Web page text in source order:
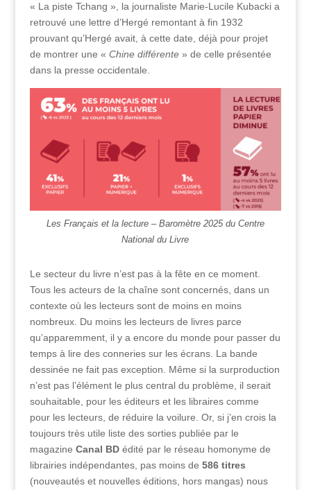
« La piste Tchang », la journaliste Marie-Lucile Kubacki a
retrouvé une lettre d’Hergé remontant à fin 1932
prouvant qu’Hergé avait, à cette date, déjà pour projet
de montrer une « Chine différente» de celle présentée
dans la presse occidentale.
Les Français et la lecture – Baromètre 2025 du Centre
National du Livre
Le secteur du livre n’est pas à la fête en ce moment.
Tous les acteurs de la chaîne sont concernés, dans un
contexte où les lecteurs sont de moins en moins
nombreux. Du moins les lecteurs de livres parce
qu’apparemment, il y a encore du monde pour passer du
temps à lire des conneries sur les écrans. La bande
dessinée ne fait pas exception. Même si la surproduction
n’est pas l’élément le plus central du problème, il serait
souhaitable, pour les éditeurs et les libraires comme
pour les lecteurs, de réduire la voilure. Or, si j’en crois la
toujours très utile liste des sorties publiée par le
magazine Canal BDédité par le réseau homonyme de
librairies indépendantes, pas moins de 586 titres
(nouveautés et nouvelles éditions, hors mangas) nous